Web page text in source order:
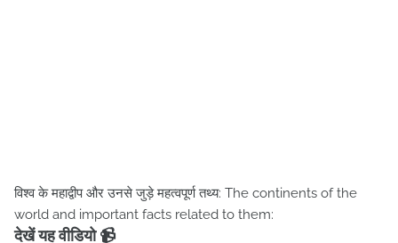
विश्व के महाद्वीप और उनसे जुड़े महत्वपूर्ण तथ्य: The continents of the
world and important facts related to them:
देखें यह वीडियो 📹